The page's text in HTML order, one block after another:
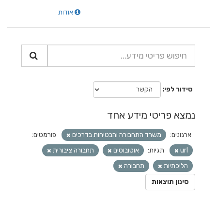
אודות
סידור לפי
נמצא פריטי מידע אחד
ארגונים: משרד התחבורה והבטיחות בדרכים
פורמטים:
url
תגיות: אוטובוסים
תחבורה ציבורית
הליכתיות
תחבורה
סינון תוצאות